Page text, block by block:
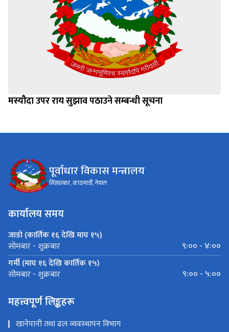
मस्यौदा उपर राय सुझाव पठाउने सम्बन्धी सूचना
पूर्वाधार विकास मन्त्रालय
सिंहदरबार, काठमाडौँ, नेपाल
कार्यालय समय
जाडो (कार्तिक १६ देखि माघ १५)
सोमबार - शुक्रबार
९:०० - ४:००
गर्मी (माघ १६ देखि कार्तिक १५)
सोमबार - शुक्रबार ९:०० - ५:००
महत्त्वपूर्ण लिङ्कहरू
खानेपानी तथा ढल व्यवस्थापन विभाग